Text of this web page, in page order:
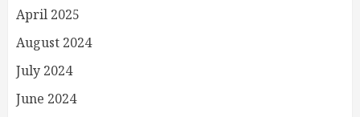
April 2025
August 2024
July 2024
June 2024